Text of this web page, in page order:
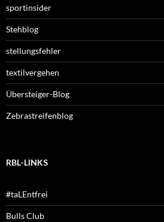
sportinsider
Stehblog
stellungsfehler
textilvergehen
Übersteiger-Blog
Zebrastreifenblog
RBL-LINKS
#taLEntfrei
Bulls Club